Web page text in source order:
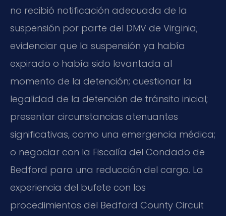
no recibió notificación adecuada de la
suspensión por parte del DMV de Virginia;
evidenciar que la suspensión ya había
expirado o había sido levantada al
momento de la detención; cuestionar la
legalidad de la detención de tránsito inicial;
presentar circunstancias atenuantes
significativas, como una emergencia médica;
o negociar con la Fiscalía del Condado de
Bedford para una reducción del cargo. La
experiencia del bufete con los
procedimientos del Bedford County Circuit